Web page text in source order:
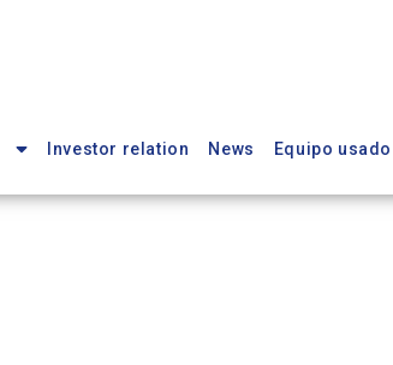
Investor relation News Equipo usado